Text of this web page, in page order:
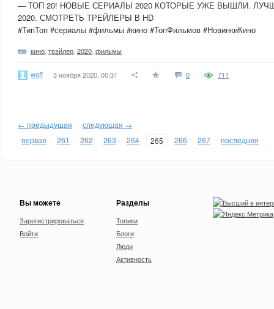
— ТОП 20! НОВЫЕ СЕРИАЛЫ 2020 КОТОРЫЕ УЖЕ ВЫШЛИ.
2020. СМОТРЕТЬ ТРЕЙЛЕРЫ В HD
#ТипТоп #сериалы #фильмы #кино #ТопФильмов #НовинкиКино
кино трэйлер 2020 фильмы
woff 3 ноября 2020, 00:31 0 711
← предыдущая
следующая →
первая
261 262 263 264 265 266 267 последняя
Вы можете
Зарегистрироваться
Войти
Разделы
Топики
Блоги
Люди
Активность